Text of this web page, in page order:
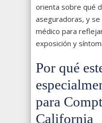
orienta sobre qué
aseguradoras, y
médico para
exposición y
Por qué
para
California